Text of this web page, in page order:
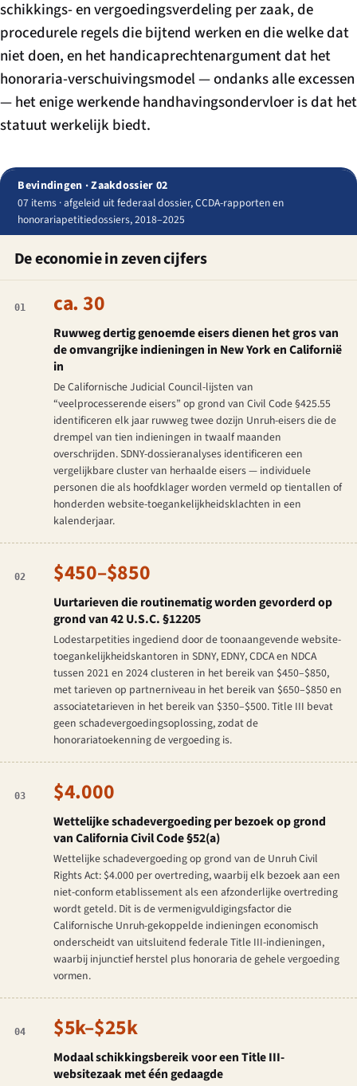
schikkings- en vergoedingsverdeling per zaak, de
procedurele regels die bijtend werken en die welke dat
niet doen, en het handicaprechtenargument dat het
honoraria-verschuivingsmodel — ondanks alle excessen
— het enige werkende handhavingsondervloer is dat het
statuut werkelijk biedt.
Bevindingen · Zaakdossier 02
07 items · afgeleid uit federaal dossier, CCDA-rapporten en
honorariapetitiedossiers, 2018–2025
De economie in zeven cijfers
01 ca. 30
Ruwweg dertig genoemde eisers dienen het gros van
de omvangrijke indieningen in New York en Californië
in
De Californische Judicial Council-lijsten van
“veelprocesserende eisers” op grond van Civil Code §425.55
identificeren elk jaar ruwweg twee dozijn Unruh-eisers die de
drempel van tien indieningen in twaalf maanden
overschrijden. SDNY-dossieranalyses identificeren een
vergelijkbare cluster van herhaalde eisers — individuele
personen die als hoofdklager worden vermeld op tientallen of
honderden website-toegankelijkheidsklachten in een
kalenderjaar.
02 $450–$850
Uurtarieven die routinematig worden gevorderd op
grond van 42 U.S.C. §12205
Lodestarpetities ingediend door de toonaangevende website-
toegankelijkheidskantoren in SDNY, EDNY, CDCA en NDCA
tussen 2021 en 2024 clusteren in het bereik van $450–$850,
met tarieven op partnerniveau in het bereik van $650–$850 en
associatetarieven in het bereik van $350–$500. Title III bevat
geen schadevergoedingsoplossing, zodat de
honorariatoekenning de vergoeding is.
03 $4.000
Wettelijke schadevergoeding per bezoek op grond
van California Civil Code §52(a)
Wettelijke schadevergoeding op grond van de Unruh Civil
Rights Act: $4.000 per overtreding, waarbij elk bezoek aan een
niet-conform etablissement als een afzonderlijke overtreding
wordt geteld. Dit is de vermenigvuldigingsfactor die
Californische Unruh-gekoppelde indieningen economisch
onderscheidt van uitsluitend federale Title III-indieningen,
waarbij injunctief herstel plus honoraria de gehele vergoeding
vormen.
04 $5k–$25k
Modaal schikkingsbereik voor een Title III-
websitezaak met één gedaagde